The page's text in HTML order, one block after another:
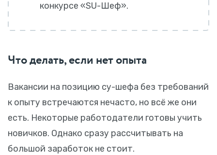
конкурсе «SU-Шеф».
Что делать, если нет опыта
Вакансии на позицию су-шефа без требований
к опыту встречаются нечасто, но всё же они
есть. Некоторые работодатели готовы учить
новичков. Однако сразу рассчитывать на
большой заработок не стоит.